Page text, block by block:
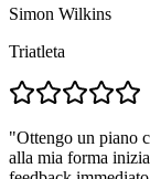
Simon Wilkins
Triatleta
"Ottengo un piano
alla mia forma